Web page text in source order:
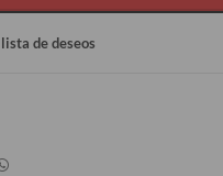
de deseos